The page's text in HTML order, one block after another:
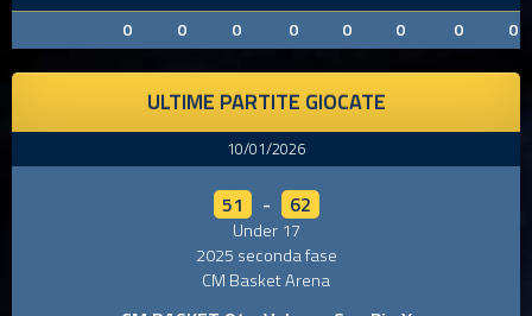
0
0 0 0 0 0 0 0
ULTIME PARTITE GIOCATE
10/01/2026
51 - 62
Under 17
2025 seconda fase
CM Basket Arena